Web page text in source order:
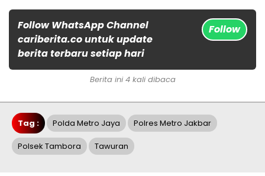
Follow WhatsApp Channel
cariberita.co untuk update
berita terbaru setiap hari
Follow
Berita ini 4 kali dibaca
Tag : Polda Metro Jaya Polres Metro Jakbar
Polsek Tambora Tawuran